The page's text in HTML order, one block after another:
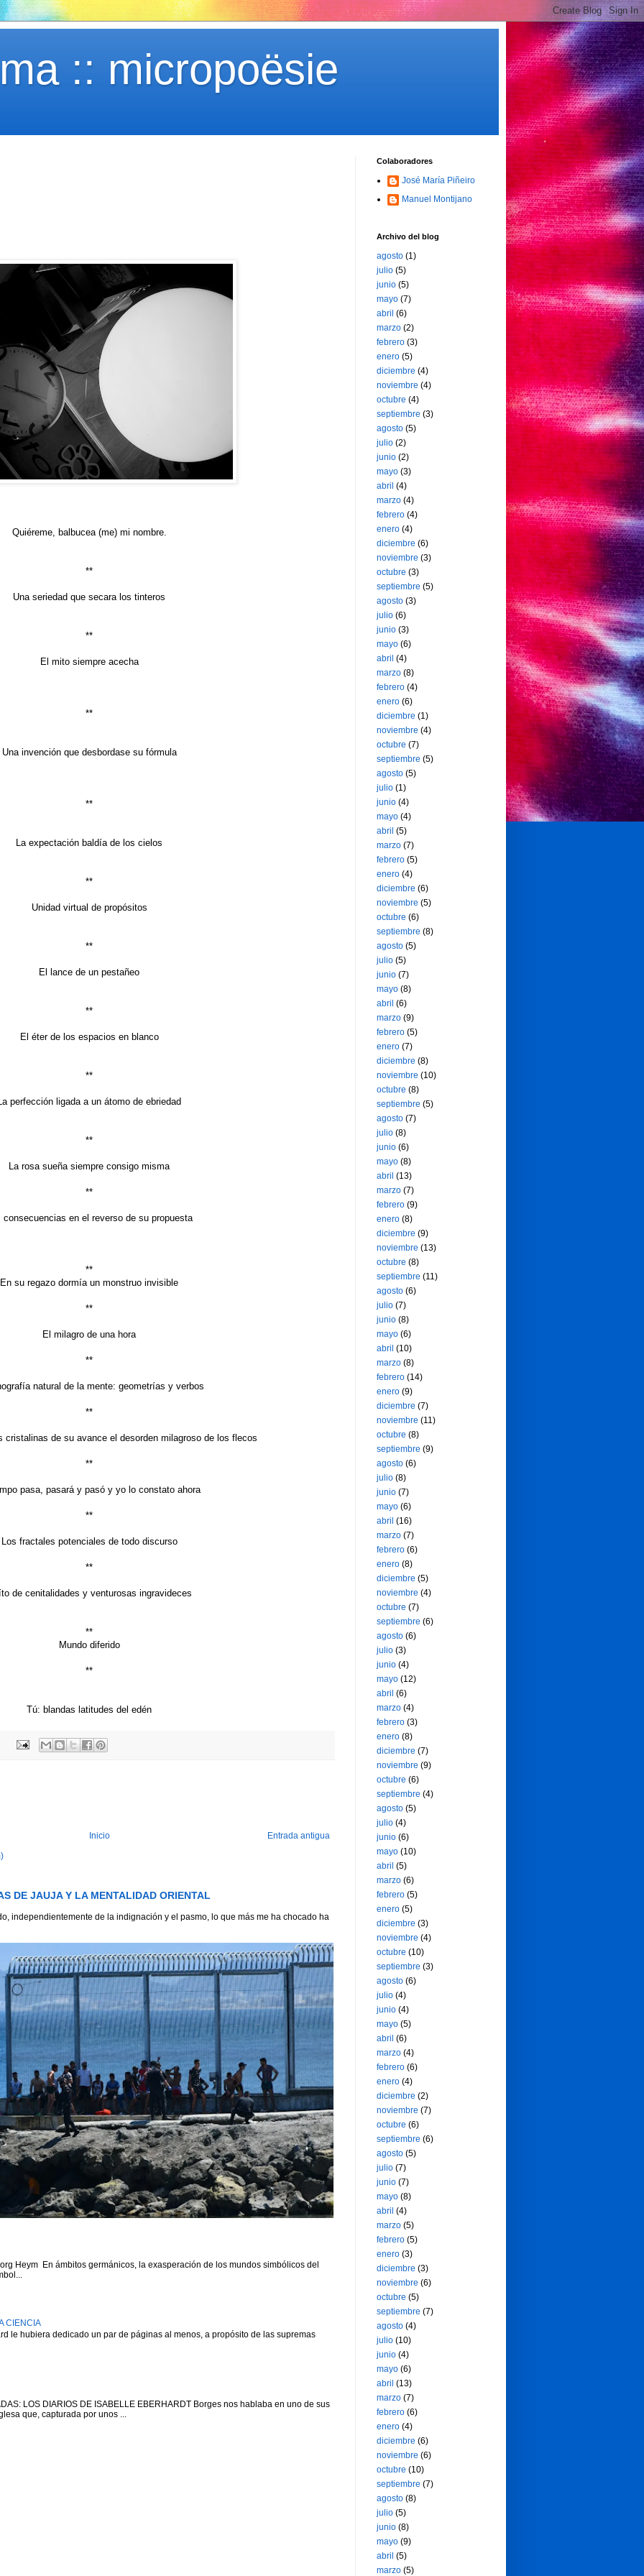
:: micropoësie
Quiéreme, balbucea (me) mi nombre.
**
Una seriedad que secara los tinteros
**
El mito siempre acecha
**
Una invención que desbordase su fórmula
**
La expectación baldía de los cielos
**
Unidad virtual de propósitos
**
El lance de un pestañeo
**
El éter de los espacios en blanco
**
perfección ligada a un átomo de ebriedad
**
La rosa sueña siempre consigo misma
**
consecuencias en el reverso de su propuesta
**
En su regazo dormía un monstruo invisible
**
El milagro de una hora
**
natural de la mente: geometrías y verbos
**
cristalinas de su avance el desorden milagroso de los flecos
**
pasa, pasará y pasó y yo lo constato ahora
**
Los fractales potenciales de todo discurso
**
de cenitalidades y venturosas ingravideces
**
Mundo diferido
**
Tú: blandas latitudes del edén
Entrada antigua
Inicio
DE JAUJA Y LA MENTALIDAD ORIENTAL
independientemente de la indignación y el pasmo, lo que más me ha chocado ha
Heym En ámbitos germánicos, la exasperación de los mundos simbólicos del
CIENCIA
le hubiera dedicado un par de páginas al menos, a propósito de las supremas
LOS DIARIOS DE ISABELLE EBERHARDT Borges nos hablaba en uno de sus
que, capturada por unos ...
Colaboradores
José María Piñeiro
Manuel Montijano
Archivo del blog
agosto (1)
julio (5)
junio (5)
mayo (7)
abril (6)
marzo (2)
febrero (3)
enero (5)
diciembre (4)
noviembre (4)
octubre (4)
septiembre (3)
agosto (5)
julio (2)
junio (2)
mayo (3)
abril (4)
marzo (4)
febrero (4)
enero (4)
diciembre (6)
noviembre (3)
octubre (3)
septiembre (5)
agosto (3)
julio (6)
junio (3)
mayo (6)
abril (4)
marzo (8)
febrero (4)
enero (6)
diciembre (1)
noviembre (4)
octubre (7)
septiembre (5)
agosto (5)
julio (1)
junio (4)
mayo (4)
abril (5)
marzo (7)
febrero (5)
enero (4)
diciembre (6)
noviembre (5)
octubre (6)
septiembre (8)
agosto (5)
julio (5)
junio (7)
mayo (8)
abril (6)
marzo (9)
febrero (5)
enero (7)
diciembre (8)
noviembre (10)
octubre (8)
septiembre (5)
agosto (7)
julio (8)
junio (6)
mayo (8)
abril (13)
marzo (7)
febrero (9)
enero (8)
diciembre (9)
noviembre (13)
octubre (8)
septiembre (11)
agosto (6)
julio (7)
junio (8)
mayo (6)
abril (10)
marzo (8)
febrero (14)
enero (9)
diciembre (7)
noviembre (11)
octubre (8)
septiembre (9)
agosto (6)
julio (8)
junio (7)
mayo (6)
abril (16)
marzo (7)
febrero (6)
enero (8)
diciembre (5)
noviembre (4)
octubre (7)
septiembre (6)
agosto (6)
julio (3)
junio (4)
mayo (12)
abril (6)
marzo (4)
febrero (3)
enero (8)
diciembre (7)
noviembre (9)
octubre (6)
septiembre (4)
agosto (5)
julio (4)
junio (6)
mayo (10)
abril (5)
marzo (6)
febrero (5)
enero (5)
diciembre (3)
noviembre (4)
octubre (10)
septiembre (3)
agosto (6)
julio (4)
junio (4)
mayo (5)
abril (6)
marzo (4)
febrero (6)
enero (4)
diciembre (2)
noviembre (7)
octubre (6)
septiembre (6)
agosto (5)
julio (7)
junio (7)
mayo (8)
abril (4)
marzo (5)
febrero (5)
enero (3)
diciembre (3)
noviembre (6)
octubre (5)
septiembre (7)
agosto (4)
julio (10)
junio (4)
mayo (6)
abril (13)
marzo (7)
febrero (6)
enero (4)
diciembre (6)
noviembre (6)
octubre (10)
septiembre (7)
agosto (8)
julio (5)
junio (8)
mayo (9)
abril (5)
marzo (5)